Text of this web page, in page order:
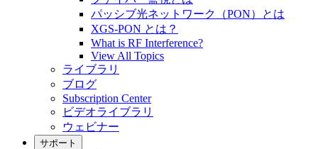
パッシブ光ネットワーク（PON）とは
XGS-PON とは？
What is RF Interference?
View All Topics
ライブラリ
ブログ
Subscription Center
ビデオライブラリ
ウェビナー
サポート